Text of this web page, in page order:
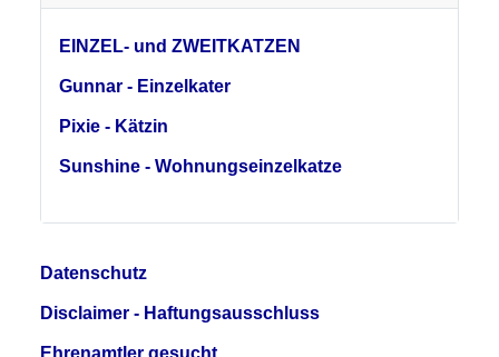
EINZEL- und ZWEITKATZEN
Gunnar - Einzelkater
Pixie - Kätzin
Sunshine - Wohnungseinzelkatze
Datenschutz
Disclaimer - Haftungsausschluss